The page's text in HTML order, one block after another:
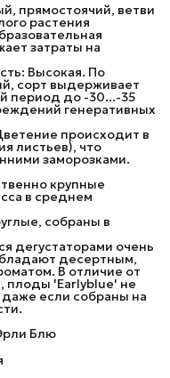
прямостоячий, ветви
растения
затраты на
Высокая. По
сорт выдерживает
период до -30...-35
генеративных
происходит в
листьев), что
заморозками.
крупные
в среднем
собраны в
дегустаторами очень
десертным,
В отличие от
плоды 'Earlyblue' не
если собраны на
Блю